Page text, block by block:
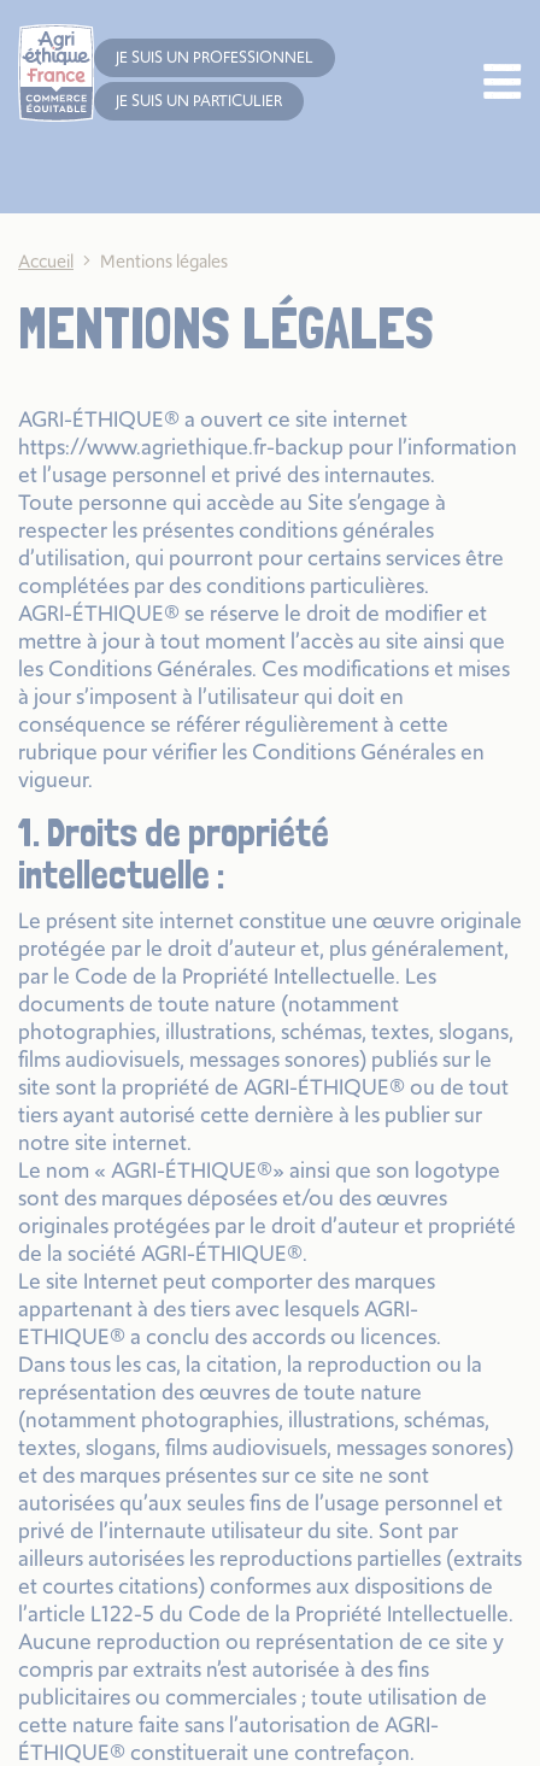
JE SUIS UN PROFESSIONNEL
JE SUIS UN PARTICULIER
Accueil Mentions légales
MENTIONS LÉGALES
AGRI-ÉTHIQUE® a ouvert ce site internet
https://www.agriethique.fr-backup pour l’information
et l’usage personnel et privé des internautes.
Toute personne qui accède au Site s’engage à
respecter les présentes conditions générales
d’utilisation, qui pourront pour certains services être
complétées par des conditions particulières.
AGRI-ÉTHIQUE® se réserve le droit de modifier et
mettre à jour à tout moment l’accès au site ainsi que
les Conditions Générales. Ces modifications et mises
à jour s’imposent à l’utilisateur qui doit en
conséquence se référer régulièrement à cette
rubrique pour vérifier les Conditions Générales en
vigueur.
1. Droits de propriété
intellectuelle :
Le présent site internet constitue une œuvre originale
protégée par le droit d’auteur et, plus généralement,
par le Code de la Propriété Intellectuelle. Les
documents de toute nature (notamment
photographies, illustrations, schémas, textes, slogans,
films audiovisuels, messages sonores) publiés sur le
site sont la propriété de AGRI-ÉTHIQUE® ou de tout
tiers ayant autorisé cette dernière à les publier sur
notre site internet.
Le nom « AGRI-ÉTHIQUE®» ainsi que son logotype
sont des marques déposées et/ou des œuvres
originales protégées par le droit d’auteur et propriété
de la société AGRI-ÉTHIQUE®.
Le site Internet peut comporter des marques
appartenant à des tiers avec lesquels AGRI-
ETHIQUE® a conclu des accords ou licences.
Dans tous les cas, la citation, la reproduction ou la
représentation des œuvres de toute nature
(notamment photographies, illustrations, schémas,
textes, slogans, films audiovisuels, messages sonores)
et des marques présentes sur ce site ne sont
autorisées qu’aux seules fins de l’usage personnel et
privé de l’internaute utilisateur du site. Sont par
ailleurs autorisées les reproductions partielles (extraits
et courtes citations) conformes aux dispositions de
l’article L122-5 du Code de la Propriété Intellectuelle.
Aucune reproduction ou représentation de ce site y
compris par extraits n’est autorisée à des fins
publicitaires ou commerciales ; toute utilisation de
cette nature faite sans l’autorisation de AGRI-
ÉTHIQUE® constituerait une contrefaçon.